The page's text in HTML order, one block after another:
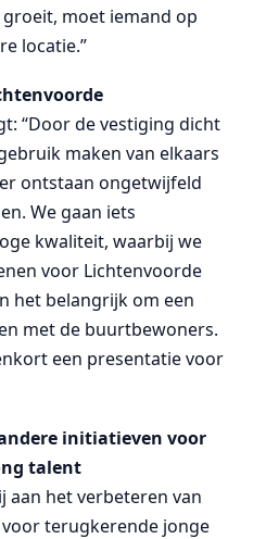
moet iemand op
locatie.”
“Door de vestiging dicht
maken van elkaars
ontstaan ongetwijfeld
We gaan iets
kwaliteit, waarbij we
voor Lichtenvoorde
het belangrijk om een
met de buurtbewoners.
een presentatie voor
initiatieven voor
talent
het verbeteren van
terugkerende jonge